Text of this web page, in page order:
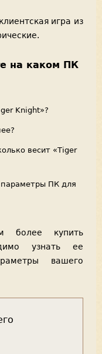
игра из
на каком ПК
Knight»?
весит «Tiger
ПК для
более купить
узнать ее
вашего